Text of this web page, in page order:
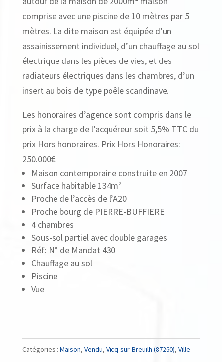
comprise avec une piscine de 10 mètres par 5
mètres. La dite maison est équipée d’un
assainissement individuel, d’un chauffage au sol
électrique dans les pièces de vies, et des
radiateurs électriques dans les chambres, d’un
insert au bois de type poêle scandinave.
Les honoraires d’agence sont compris dans le
prix à la charge de l’acquéreur soit 5,5% TTC du
prix Hors honoraires. Prix Hors Honoraires:
250.000€
Maison contemporaine construite en 2007
Surface habitable 134m²
Proche de l’accès de l’A20
Proche bourg de PIERRE-BUFFIERE
4 chambres
Sous-sol partiel avec double garages
Réf: N° de Mandat 430
Chauffage au sol
Piscine
Vue
Catégories : Maison, Vendu, Vicq-sur-Breuilh (87260), Ville